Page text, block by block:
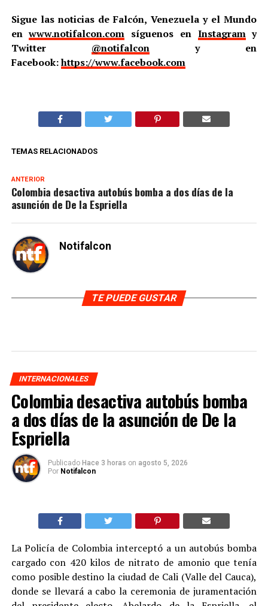
Sigue las noticias de Falcón, Venezuela y el Mundo
enwww.notifalcon.com síguenos en Instagramy
Twitter @notifalcony en
Facebook:https://www.facebook.com
TEMAS RELACIONADOS
ANTERIOR
Colombia desactiva autobús bomba a dos días de la
asunción de De la Espriella
Notifalcon
TE PUEDE GUSTAR
INTERNACIONALES
Colombia desactiva autobús bomba
a dos días de la asunción de De la
Espriella
Publicado Hace 3 horas on agosto 5, 2026
Por Notifalcon
La Policía de Colombia interceptó a un autobús bomba
cargado con 420 kilos de nitrato de amonio que tenía
como posible destino la ciudad de Cali (Valle del Cauca),
donde se llevará a cabo la ceremonia de juramentación